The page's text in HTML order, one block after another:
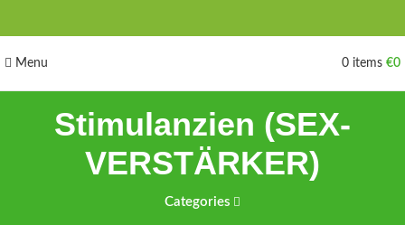
Menu 0 items €0
Stimulanzien (SEX-
VERSTÄRKER)
Categories